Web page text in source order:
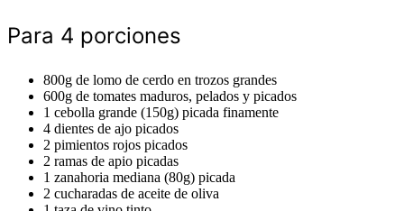
Para 4 porciones
800g de lomo de cerdo en trozos grandes
600g de tomates maduros, pelados y picados
1 cebolla grande (150g) picada finamente
4 dientes de ajo picados
2 pimientos rojos picados
2 ramas de apio picadas
1 zanahoria mediana (80g) picada
2 cucharadas de aceite de oliva